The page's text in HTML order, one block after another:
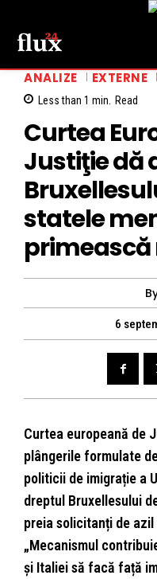
ANALIZE EXTERNE
Less than 1 min. Read
Curtea
Justiţie dă
statele
6
Curtea europeană de
plângerile formulate
politicii de imigrație a
dreptul Bruxellesului
preia solicitanți de
„Mecanismul
și Italiei să facă față